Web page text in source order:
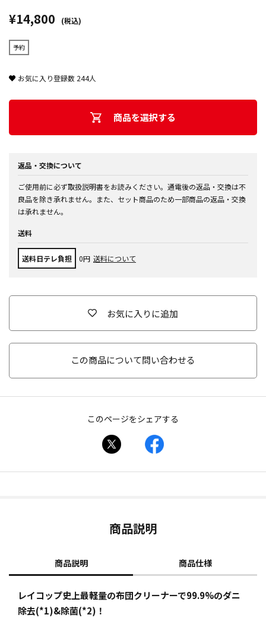
¥14,800 (税込)
予約
お気に入り登録数 244人
商品を選択する
返品・交換について
ご使用前に必ず取扱説明書をお読みください。通電後の返品・交換は不
良品を除き承れません。また、セット商品のため一部商品の返品・交換
は承れません。
送料
送料日テレ負担 0円 送料について
お気に入りに追加
この商品について問い合わせる
このページをシェアする
商品説明
商品説明 商品仕様
レイコップ史上最軽量の布団クリーナーで99.9%のダニ
除去(*1)&除菌(*2)！